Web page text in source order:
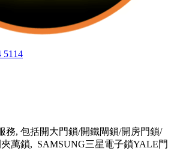
5114
務, 包括開大門鎖/開鐵閘鎖/開房門鎖/
萬鎖, SAMSUNG三星電子鎖YALE門